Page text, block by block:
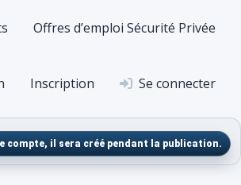
Offres d’emploi Sécurité Privée
Inscription Se connecter
compte, il sera créé pendant la publication.